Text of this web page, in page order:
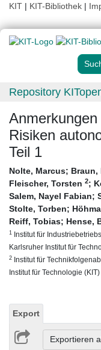
KIT | KIT-Bibliothek |
Repository
Risiken
Teil 1
Nolte, Marcus; Braun,
Fleischer, Torsten 2;
Salem, Nayel Fabian;
Stolte, Torben;
Reiff, Tobias; Hense,
1 Institut für
Karlsruher Institut für
2 Institut für
Institut für Technologie (KIT)
Export
Exportieren